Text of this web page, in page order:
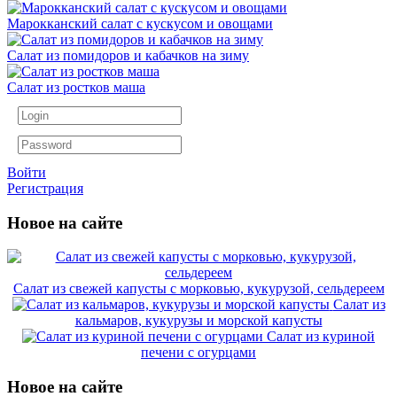
Марокканский салат с кускусом и овощами
Салат из помидоров и кабачков на зиму
Салат из ростков маша
Войти
Регистрация
Новое на сайте
Салат из свежей капусты с морковью, кукурузой, сельдереем
Салат из
кальмаров, кукурузы и морской капусты
Салат из куриной
печени с огурцами
Новое на сайте